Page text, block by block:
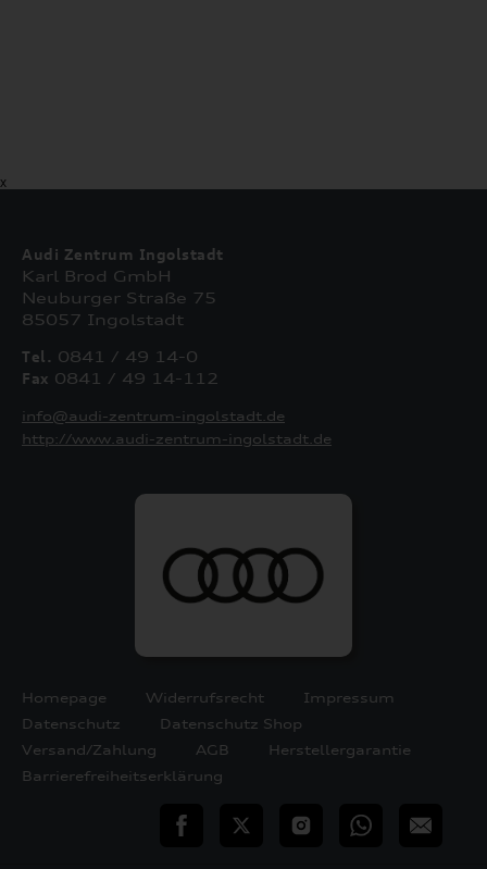
X
Audi Zentrum Ingolstadt
Karl Brod GmbH
Neuburger Straße 75
85057 Ingolstadt
Tel. 0841 / 49 14-0
Fax 0841 / 49 14-112
info@audi-zentrum-ingolstadt.de
http://www.audi-zentrum-ingolstadt.de
Homepage Widerrufsrecht
Impressum
Datenschutz
Datenschutz Shop
Versand/Zahlung
AGB
Herstellergarantie
Barrierefreiheitserklärung
teilen Twitter InstagramWhatsApp
E-